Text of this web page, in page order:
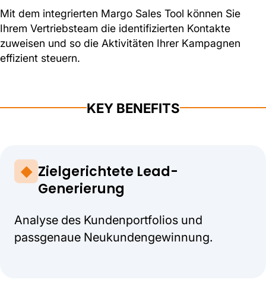
Mit dem integrierten Margo Sales Tool können Sie
Ihrem Vertriebsteam die identifizierten Kontakte
zuweisen und so die Aktivitäten Ihrer Kampagnen
effizient steuern.
KEY BENEFITS
Zielgerichtete Lead-
Generierung
Analyse des Kundenportfolios und
passgenaue Neukundengewinnung.